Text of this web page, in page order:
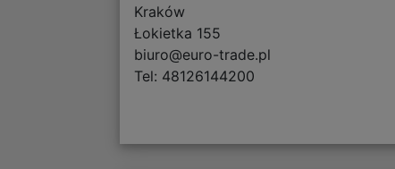
Kraków
Łokietka 155
biuro@euro-trade.pl
Tel: 48126144200